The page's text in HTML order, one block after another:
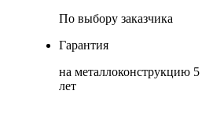
По выбору заказчика
Гарантия
на металлоконструкцию 5
лет